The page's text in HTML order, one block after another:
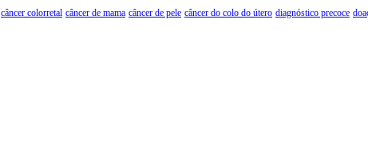
câncer colorretal câncer de mama câncer de pele câncer do colo do útero diagnóstico precoce